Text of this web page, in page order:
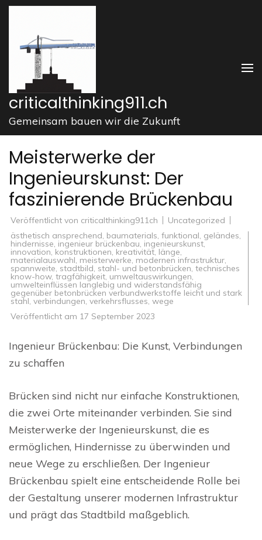
Zum
springen
drücken)
criticalthinking911.ch
Gemeinsam bauen wir die Zukunft
Meisterwerke der
Ingenieurskunst: Der
faszinierende Brückenbau
Veröffentlicht von criticalthinking911ch
Uncategorized
ästhetisch ansprechend, baumaterials, funktional, geländes,
hindernisse, ingenieur brückenbau, ingenieurskunst,
innovation, konstruktionen, kreativität, länge,
materialauswahl, meisterwerke, modernen infrastruktur,
spannweite, stadtbild, stahl- und betonbrücken, technisches
know-how, tragfähigkeit, umweltauswirkungen,
umwelteinflüssen langlebig und widerstandsfähig
gegenüber betonbrücken verbundwerkstoffe leicht und stark
stahl, verbindungen, verkehrsflusses, wege
Veröffentlicht am 17 September 2023
Ingenieur Brückenbau: Die Kunst, Verbindungen
zu schaffen
Brücken sind nicht nur einfache Konstruktionen,
die zwei Orte miteinander verbinden. Sie sind
Meisterwerke der Ingenieurskunst, die es
ermöglichen, Hindernisse zu überwinden und
neue Wege zu erschließen. Der Ingenieur
Brückenbau spielt eine entscheidende Rolle bei
der Gestaltung unserer modernen Infrastruktur
und prägt das Stadtbild maßgeblich.